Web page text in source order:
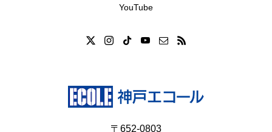
YouTube
〒652-0803